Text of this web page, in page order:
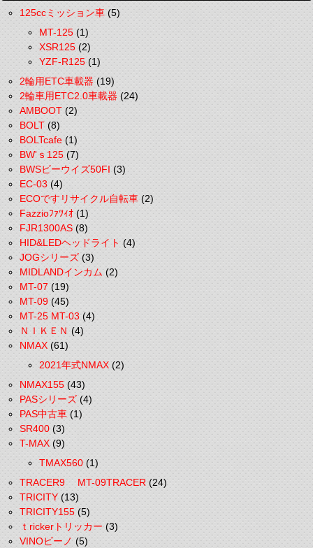
125ccミッション車(5)
MT-125(1)
XSR125(2)
YZF-R125(1)
2輪用ETC車載器(19)
2輪車用ETC2.0車載器(24)
AMBOOT(2)
BOLT(8)
BOLTcafe(1)
BW'ｓ125(7)
BWSビーウイズ50FI(3)
EC-03(4)
ECOですリサイクル自転車(2)
Fazzioﾌｧﾂｨｵ(1)
FJR1300AS(8)
HID&LEDヘッドライト(4)
JOGシリーズ(3)
MIDLANDインカム(2)
MT-07(19)
MT-09(45)
MT-25 MT-03(4)
ＮＩＫＥＮ(4)
NMAX(61)
2021年式NMAX(2)
NMAX155(43)
PASシリーズ(4)
PAS中古車(1)
SR400(3)
T-MAX(9)
TMAX560(1)
TRACER9 MT-09TRACER(24)
TRICITY(13)
TRICITY155(5)
ｔrickerトリッカー(3)
VINOビーノ(5)